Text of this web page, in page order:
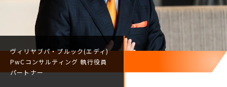
ヴィリヤブパ・プルック(エディ)
PwCコンサルティング執行役員
パートナー